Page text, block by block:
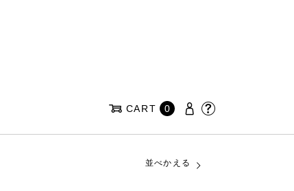
CART 0
並べかえる